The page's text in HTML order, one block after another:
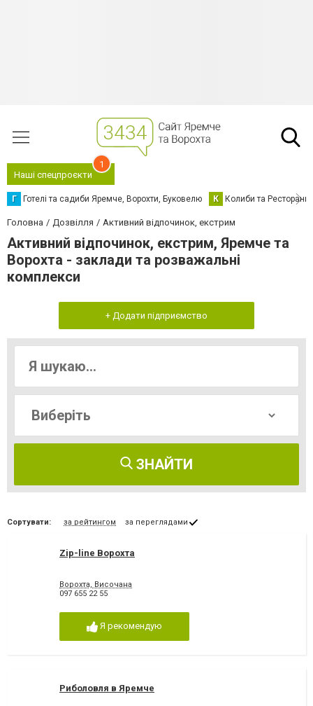
Наші спецпроєкти
1
Г Готелі та садиби Яремче, Ворохти, Буковелю К Колиби та Ресторани
Головна Дозвілля Активний відпочинок, екстрим
Активний відпочинок, екстрим, Яремче та
Ворохта - заклади та розважальні
комплекси
+ Додати підприємство
ЗНАЙТИ
Сортувати: за рейтингом за переглядами
Zip-line Ворохта
Ворохта, Височана
097 655 22 55
Я рекомендую
Риболовля в Яремче